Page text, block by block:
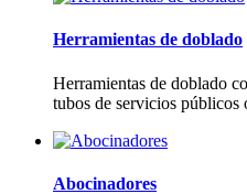
Herramientas de doblado
Herramientas de doblado
tubos de servicios públicos
Abocinadores